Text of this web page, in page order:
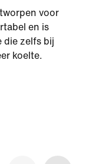
voor
en is
die zelfs bij
koelte.